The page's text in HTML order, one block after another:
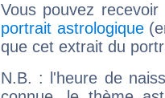
Vous pouvez
portrait astrologique
que cet extrait du
N.B. : l'heure de